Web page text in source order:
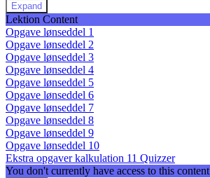
Expand
Ekstra
opgaver
i
udfyldelse
af
lønsedler
Lektion Content
Opgave lønseddel 1
Opgave lønseddel 2
Opgave lønseddel 3
Opgave lønseddel 4
Opgave lønseddel 5
Opgave lønseddel 6
Opgave lønseddel 7
Opgave lønseddel 8
Opgave lønseddel 9
Opgave lønseddel 10
Ekstra opgaver kalkulation 11 Quizzer
You don't currently have access to this content